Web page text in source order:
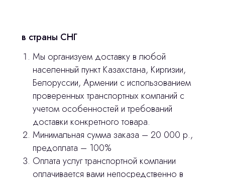
в страны СНГ
Мы организуем доставку в любой
населенный пункт Казахстана, Киргизии,
Белоруссии, Армении с использованием
проверенных транспортных компаний с
учетом особенностей и требований
доставки конкретного товара.
Минимальная сумма заказа – 20 000 р.,
предоплата – 100%
Оплата услуг транспортной компании
оплачивается вами непосредственно в